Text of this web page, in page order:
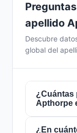
apellido
Descubre
global del
¿Cuántas
Apthorpe
¿En